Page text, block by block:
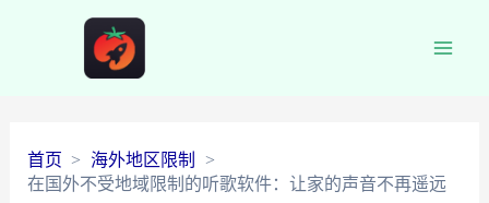
首页
海外地区限制
在国外不受地域限制的听歌软件：让家的声音不再遥远